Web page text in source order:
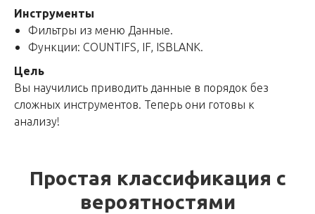
Инструменты
Фильтры из меню Данные.
Функции: COUNTIFS, IF, ISBLANK.
Цель
Вы научились приводить данные в порядок без
сложных инструментов. Теперь они готовы к
анализу!
Простая классификация с
вероятностями